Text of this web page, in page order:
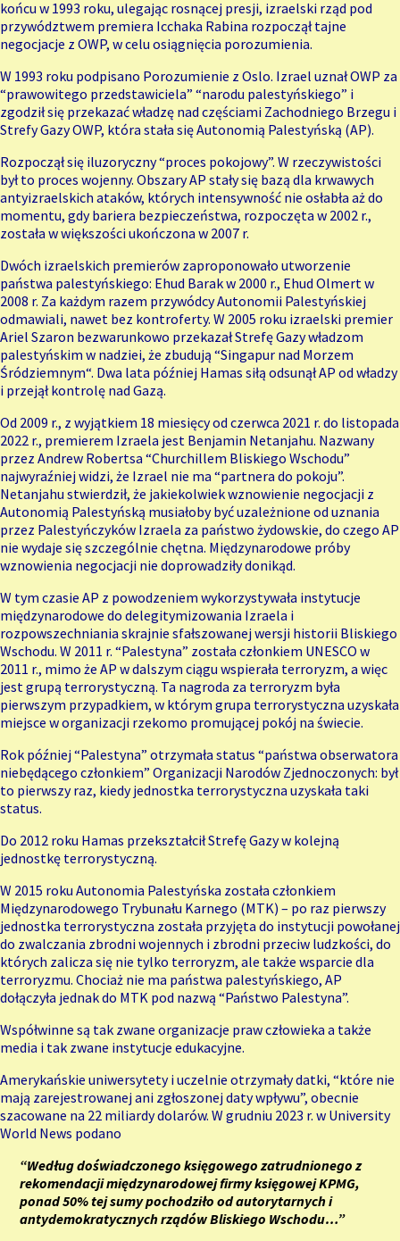
końcu w 1993 roku, ulegając rosnącej presji, izraelski rząd pod
przywództwem premiera Icchaka Rabina rozpoczął tajne
negocjacje z OWP, w celu osiągnięcia porozumienia.
W 1993 roku podpisano Porozumienie z Oslo. Izrael uznał OWP za
“prawowitego przedstawiciela” “narodu palestyńskiego” i
zgodził się przekazać władzę nad częściami Zachodniego Brzegu i
Strefy Gazy OWP, która stała się Autonomią Palestyńską (AP).
Rozpoczął się iluzoryczny “proces pokojowy”. W rzeczywistości
był to proces wojenny. Obszary AP stały się bazą dla krwawych
antyizraelskich ataków, których intensywność nie osłabła aż do
momentu, gdy bariera bezpieczeństwa, rozpoczęta w 2002 r.,
została w większości ukończona w 2007 r.
Dwóch izraelskich premierów zaproponowało utworzenie
państwa palestyńskiego: Ehud Barak w 2000 r., Ehud Olmert w
2008 r. Za każdym razem przywódcy Autonomii Palestyńskiej
odmawiali, nawet bez kontroferty. W 2005 roku izraelski premier
Ariel Szaron bezwarunkowo przekazał Strefę Gazy władzom
palestyńskim w nadziei, że zbudują “Singapur nad Morzem
Śródziemnym“. Dwa lata później Hamas siłą odsunął AP od władzy
i przejął kontrolę nad Gazą.
Od 2009 r., z wyjątkiem 18 miesięcy od czerwca 2021 r. do listopada
2022 r., premierem Izraela jest Benjamin Netanjahu. Nazwany
przez Andrew Robertsa “Churchillem Bliskiego Wschodu”
najwyraźniej widzi, że Izrael nie ma “partnera do pokoju”.
Netanjahu stwierdził, że jakiekolwiek wznowienie negocjacji z
Autonomią Palestyńską musiałoby być uzależnione od uznania
przez Palestyńczyków Izraela za państwo żydowskie, do czego AP
nie wydaje się szczególnie chętna. Międzynarodowe próby
wznowienia negocjacji nie doprowadziły donikąd.
W tym czasie AP z powodzeniem wykorzystywała instytucje
międzynarodowe do delegitymizowania Izraela i
rozpowszechniania skrajnie sfałszowanej wersji historii Bliskiego
Wschodu. W 2011 r. “Palestyna” została członkiem UNESCO w
2011 r., mimo że AP w dalszym ciągu wspierała terroryzm, a więc
jest grupą terrorystyczną. Ta nagroda za terroryzm była
pierwszym przypadkiem, w którym grupa terrorystyczna uzyskała
miejsce w organizacji rzekomo promującej pokój na świecie.
Rok później “Palestyna” otrzymała status “państwa obserwatora
niebędącego członkiem” Organizacji Narodów Zjednoczonych: był
to pierwszy raz, kiedy jednostka terrorystyczna uzyskała taki
status.
Do 2012 roku Hamas przekształcił Strefę Gazy w kolejną
jednostkę terrorystyczną.
W 2015 roku Autonomia Palestyńska została członkiem
Międzynarodowego Trybunału Karnego (MTK) – po raz pierwszy
jednostka terrorystyczna została przyjęta do instytucji powołanej
do zwalczania zbrodni wojennych i zbrodni przeciw ludzkości, do
których zalicza się nie tylko terroryzm, ale także wsparcie dla
terroryzmu. Chociaż nie ma państwa palestyńskiego, AP
dołączyła jednak do MTK pod nazwą “Państwo Palestyna”.
Współwinne są tak zwane organizacje praw człowieka a także
media i tak zwane instytucje edukacyjne.
Amerykańskie uniwersytety i uczelnie otrzymały datki, “które nie
mają zarejestrowanej ani zgłoszonej daty wpływu”, obecnie
szacowane na 22 miliardy dolarów. W grudniu 2023 r. w University
World News podano
“Według doświadczonego księgowego zatrudnionego z
rekomendacji międzynarodowej firmy księgowej KPMG,
ponad 50% tej sumy pochodziło od autorytarnych i
antydemokratycznych rządów Bliskiego Wschodu…”